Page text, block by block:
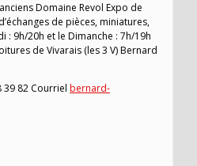
Domaine Revol Expo de
de pièces, miniatures,
: 9h/20h et le Dimanche : 7h/19h
de Vivarais (les 3 V) Bernard
39 82 Courriel bernard-